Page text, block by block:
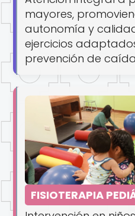
mayores,
autonomía y
ejercicios
prevención de
FISIOTERAPIA